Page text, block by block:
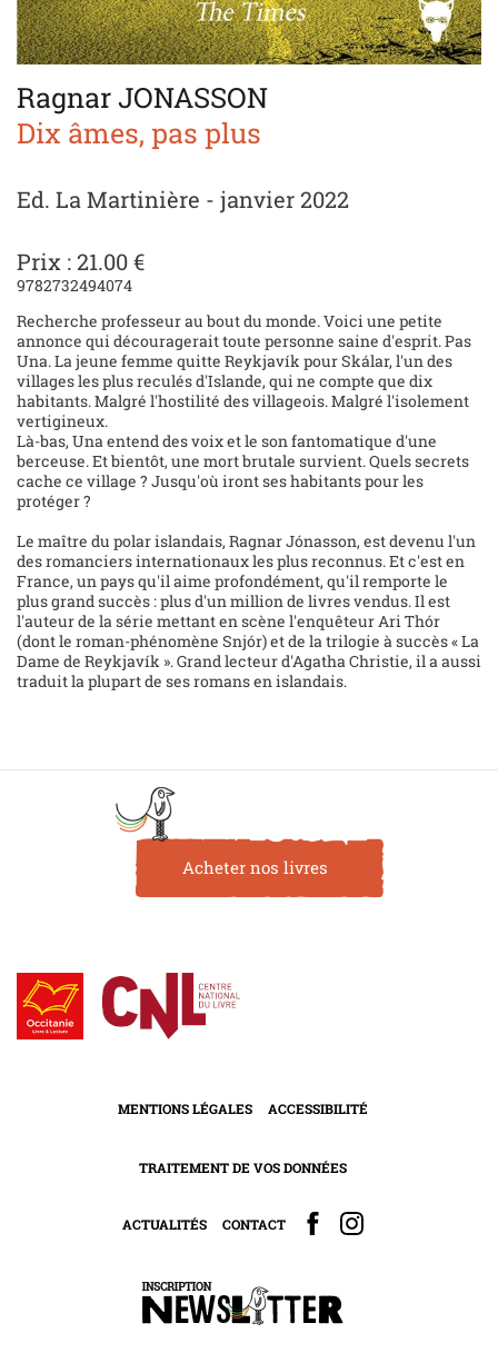
Ragnar JONASSON
Dix âmes, pas plus
Ed. La Martinière - janvier 2022
Prix : 21.00 €
9782732494074
Recherche professeur au bout du monde. Voici une petite
annonce qui découragerait toute personne saine d'esprit. Pas
Una. La jeune femme quitte Reykjavík pour Skálar, l'un des
villages les plus reculés d'Islande, qui ne compte que dix
habitants. Malgré l'hostilité des villageois. Malgré l'isolement
vertigineux.
Là-bas, Una entend des voix et le son fantomatique d'une
berceuse. Et bientôt, une mort brutale survient. Quels secrets
cache ce village ? Jusqu'où iront ses habitants pour les
protéger ?
Le maître du polar islandais, Ragnar Jónasson, est devenu l'un
des romanciers internationaux les plus reconnus. Et c'est en
France, un pays qu'il aime profondément, qu'il remporte le
plus grand succès : plus d'un million de livres vendus. Il est
l'auteur de la série mettant en scène l'enquêteur Ari Thór
(dont le roman-phénomène Snjór) et de la trilogie à succès « La
Dame de Reykjavík ». Grand lecteur d'Agatha Christie, il a aussi
traduit la plupart de ses romans en islandais.
Acheter nos livres
MENTIONS LÉGALES ACCESSIBILITÉ
TRAITEMENT DE VOS DONNÉES
ACTUALITÉS CONTACT